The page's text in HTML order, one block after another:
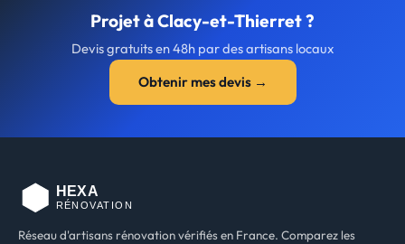
Projet à Clacy-et-Thierret ?
Devis gratuits en 48h par des artisans locaux
Obtenir mes devis →
Réseau d'artisans rénovation vérifiés en France. Comparez les